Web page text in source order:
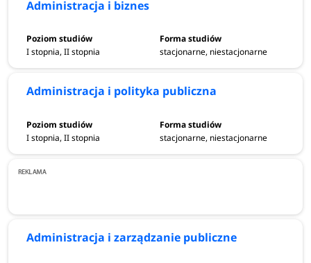
Administracja i biznes
I stopnia, II stopnia stacjonarne, niestacjonarne
Administracja i polityka publiczna
I stopnia, II stopnia stacjonarne, niestacjonarne
Administracja i zarządzanie publiczne